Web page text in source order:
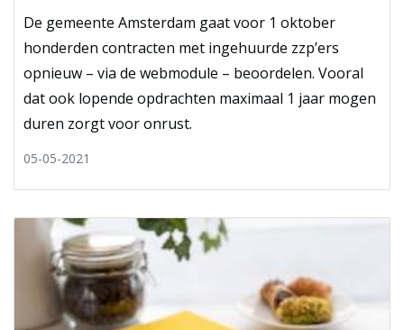
De gemeente Amsterdam gaat voor 1 oktober
honderden contracten met ingehuurde zzp’ers
opnieuw – via de webmodule – beoordelen. Vooral
dat ook lopende opdrachten maximaal 1 jaar mogen
duren zorgt voor onrust.
05-05-2021